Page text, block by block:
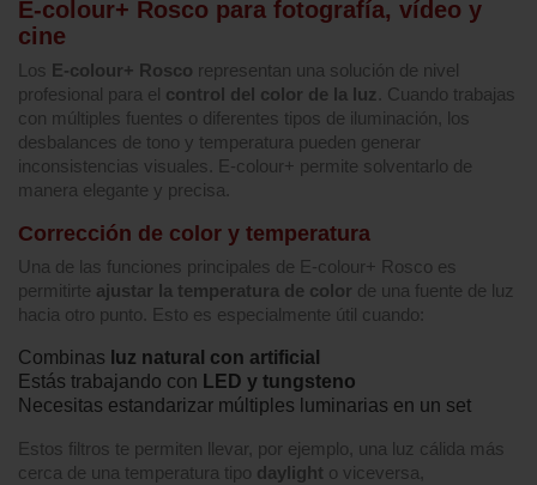
E‑colour+ Rosco para fotografía, vídeo y
cine
Los E‑colour+ Rosco representan una solución de nivel
profesional para el control del color de la luz . Cuando trabajas
con múltiples fuentes o diferentes tipos de iluminación, los
desbalances de tono y temperatura pueden generar
inconsistencias visuales. E‑colour+ permite solventarlo de
manera elegante y precisa.
Corrección de color y temperatura
Una de las funciones principales de E‑colour+ Rosco es
permitirte ajustar la temperatura de color de una fuente de luz
hacia otro punto. Esto es especialmente útil cuando:
Combinas luz natural con artificial
Estás trabajando con LED y tungsteno
Necesitas estandarizar múltiples luminarias en un set
Estos filtros te permiten llevar, por ejemplo, una luz cálida más
cerca de una temperatura tipo daylight o viceversa,